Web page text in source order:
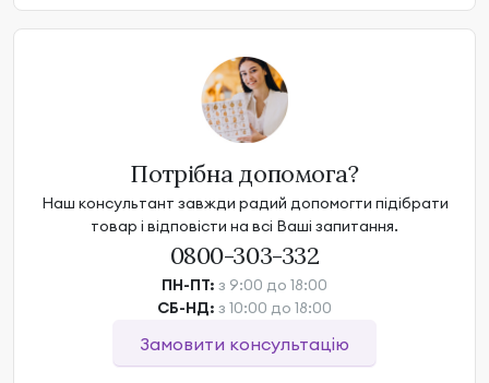
Потрібна допомога?
Наш консультант завжди радий допомогти підібрати
товар і відповісти на всі Ваші запитання.
0800-303-332
ПН-ПТ: з 9:00 до 18:00
СБ-НД: з 10:00 до 18:00
Замовити консультацію